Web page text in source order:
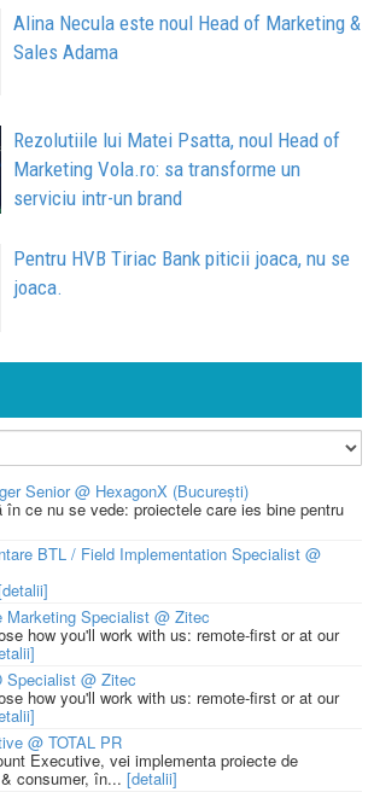
Alina Necula este noul Head of Marketing &
Sales Adama
Rezolutiile lui Matei Psatta, noul Head of
Marketing Vola.ro: sa transforme un
serviciu intr-un brand
Pentru HVB Tiriac Bank piticii joaca, nu se
joaca.
Senior @ HexagonX (București)
în ce nu se vede: proiectele care ies bine pentru
BTL / Field Implementation Specialist @
Marketing Specialist @ Zitec
how you'll work with us: remote-first or at our
Specialist @ Zitec
how you'll work with us: remote-first or at our
@ TOTAL PR
Executive, vei implementa proiecte de
consumer, în... [detalii]